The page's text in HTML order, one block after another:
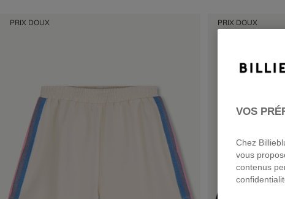
PRIX DOUX PRIX DOUX
VOS
Chez
vous
contenus